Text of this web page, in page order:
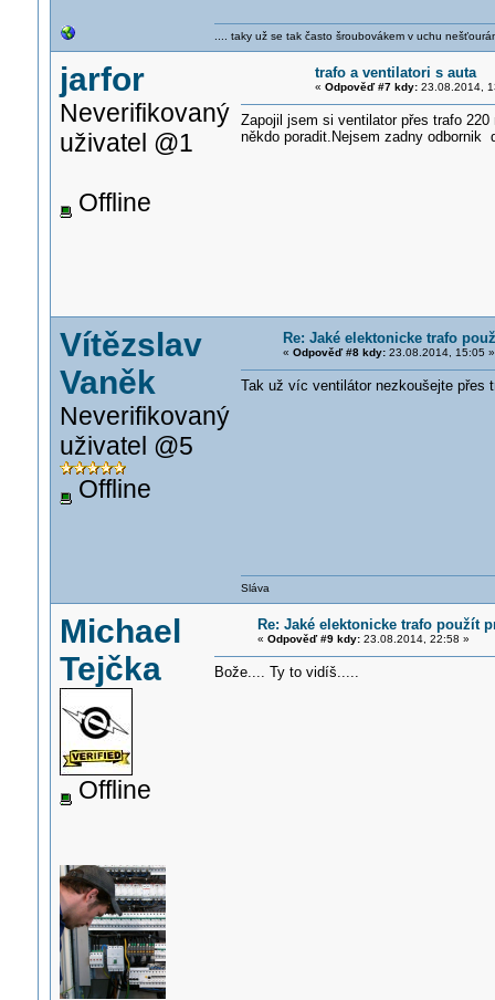
.... taky už se tak často šroubovákem v uchu
jarfor
Neverifikovaný
uživatel @1
Offline
trafo a ventilatori s auta
« Odpověď #7 kdy:23.08.2014,
Zapojil jsem si ventilator přes trafo
někdo poradit.Nejsem zadny odbornik
Vítězslav
Vaněk
Neverifikovaný
uživatel @5
Offline
Re: Jaké elektonicke trafo
« Odpověď #8 kdy:23.08.2014, 15:05 »
Tak už víc ventilátor nezkoušejte přes
Sláva
Michael
Tejčka
Offline
Re: Jaké elektonicke trafo použít
« Odpověď #9 kdy:23.08.2014, 22:58 »
Bože.... Ty to vidíš.....